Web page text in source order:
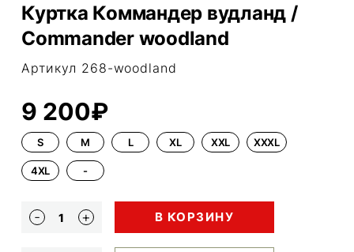
Куртка Коммандер вудланд /
Commander woodland
Артикул 268-woodland
9 200₽
S M L XL XXL XXXL
4XL -
В КОРЗИНУ